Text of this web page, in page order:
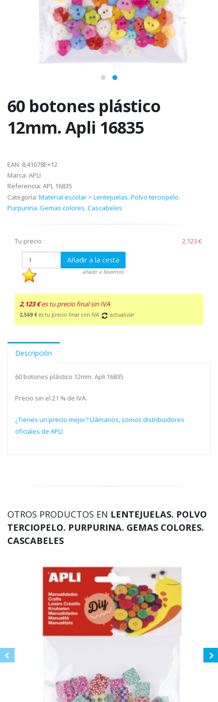
60 botones plástico
12mm. Apli 16835
EAN: 8,41078E+12
Marca: APLI
Referencia: APL 16835
Categoría: Material escolar > Lentejuelas. Polvo terciopelo.
Purpurina. Gemas colores. Cascabeles
Tu precio : 2,123 €
Añadir a la cesta
añadir a favoritos
2,123 € es tu precio final sin IVA
2,569 € es tu precio final con IVA actualizar
Descripción
60 botones plástico 12mm. Apli 16835
Precio sin el 21 % de IVA.
¿Tienes un precio mejor? Llámanos, somos distribuidores
oficiales de APLI
OTROS PRODUCTOS EN LENTEJUELAS. POLVO
TERCIOPELO. PURPURINA. GEMAS COLORES.
CASCABELES